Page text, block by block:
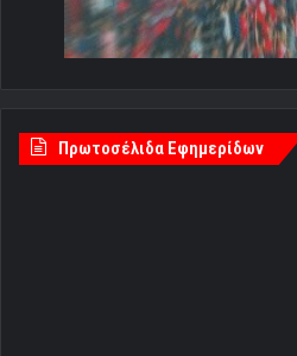
Πρωτοσέλιδα Εφημερίδων